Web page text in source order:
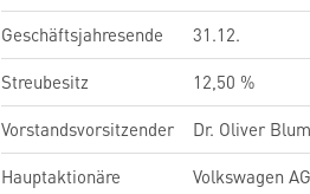
Geschäftsjahresende
31.12.
Streubesitz
12,50 %
Vorstandsvorsitzender
Dr. Oliver
Hauptaktionäre
Volkswagen